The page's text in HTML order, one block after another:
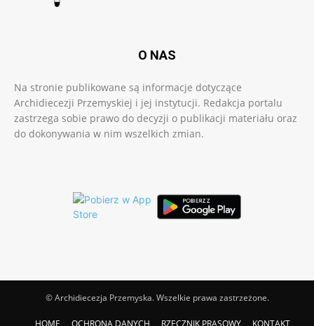
O NAS
Na stronie publikowane są informacje dotyczące
Archidiecezji Przemyskiej i jej instytucji. Redakcja portalu
zastrzega sobie prawo do decyzji o publikacji materiału oraz
do dokonywania w nim wszelkich zmian.
© Archidiecezja Przemyska. Wszelkie prawa zastrzeżone.